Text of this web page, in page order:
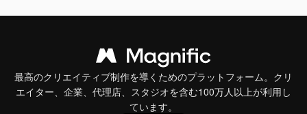
最高のクリエイティブ制作を導くためのプラットフォーム。クリ
エイター、企業、代理店、スタジオを含む100万人以上が利用し
ています。